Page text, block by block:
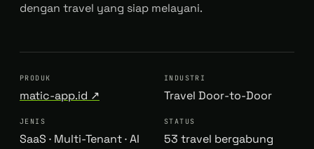
dengan travel yang siap melayani.
PRODUK
matic-app.id ↗
INDUSTRI
Travel Door-to-Door
JENIS
SaaS · Multi-Tenant · AI
STATUS
53 travel bergabung